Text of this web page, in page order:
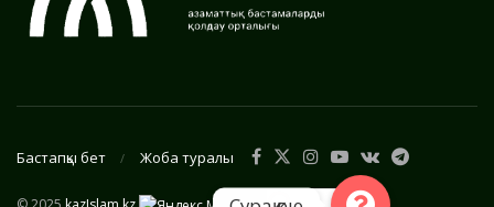
Бастапқы бет Жоба туралы